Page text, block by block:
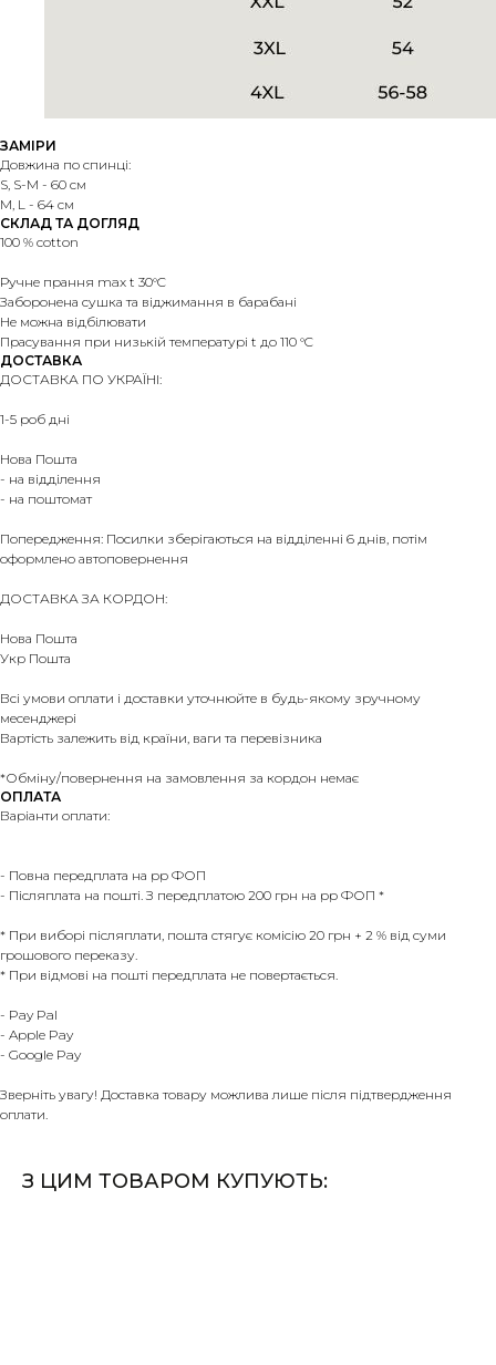
ЗАМІРИ
Довжина по спинці:
S, S-M - 60 см
M, L - 64 см
СКЛАД ТА ДОГЛЯД
100 % cotton
Ручне прання max t 30°C
Заборонена сушка та віджимання в барабані
Не можна відбілювати
Прасування при низькій температурі t до 110 °C
ДОСТАВКА
ДОСТАВКА ПО УКРАЇНІ:
1-5 роб дні
Нова Пошта
- на відділення
- на поштомат
Попередження: Посилки зберігаються на відділенні 6 днів, потім
оформлено автоповернення
ДОСТАВКА ЗА КОРДОН:
Нова Пошта
Укр Пошта
Всі умови оплати і доставки уточнюйте в будь-якому зручному
месенджері
Вартість залежить від країни, ваги та перевізника
*Обміну/повернення на замовлення за кордон немає
ОПЛАТА
Варіанти оплати:
- Повна передплата на рр ФОП
- Післяплата на пошті. З передплатою 200 грн на рр ФОП *
* При виборі післяплати, пошта стягує комісію 20 грн + 2 % від суми
грошового переказу.
* При відмові на пошті передплата не повертається.
- Pay Pal
- Apple Pay
- Google Pay
Зверніть увагу! Доставка товару можлива лише після підтвердження
оплати.
З ЦИМ ТОВАРОМ КУПУЮТЬ: